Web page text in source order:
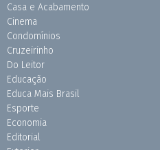
Casa e Acabamento
Cinema
Condomínios
Cruzeirinho
Do Leitor
Educação
Educa Mais Brasil
Esporte
Economia
Editorial